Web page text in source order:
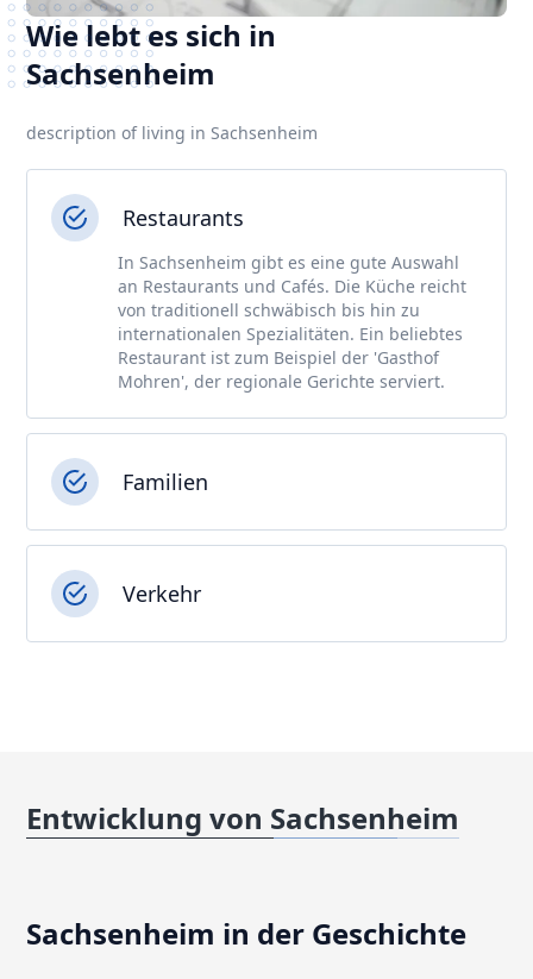
Wie lebt es sich in
Sachsenheim
description of living in Sachsenheim
Restaurants
In Sachsenheim gibt es eine gute Auswahl
an Restaurants und Cafés. Die Küche reicht
von traditionell schwäbisch bis hin zu
internationalen Spezialitäten. Ein beliebtes
Restaurant ist zum Beispiel der 'Gasthof
Mohren', der regionale Gerichte serviert.
Familien
Verkehr
Entwicklung von Sachsenheim
Sachsenheim in der Geschichte